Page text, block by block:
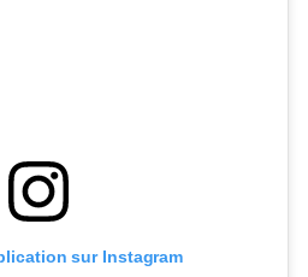
sur Instagram